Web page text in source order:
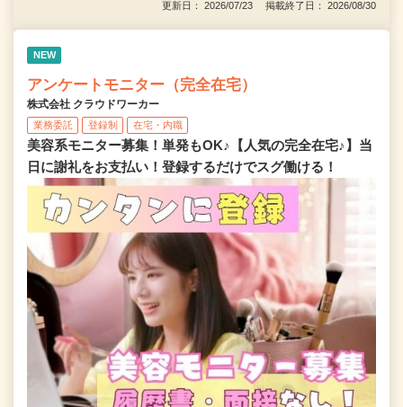
更新日： 2026/07/23 掲載終了日： 2026/08/30
NEW
アンケートモニター（完全在宅）
株式会社 クラウドワーカー
業務委託 登録制 在宅・内職
美容系モニター募集！単発もOK♪【人気の完全在宅♪】当
日に謝礼をお支払い！登録するだけでスグ働ける！